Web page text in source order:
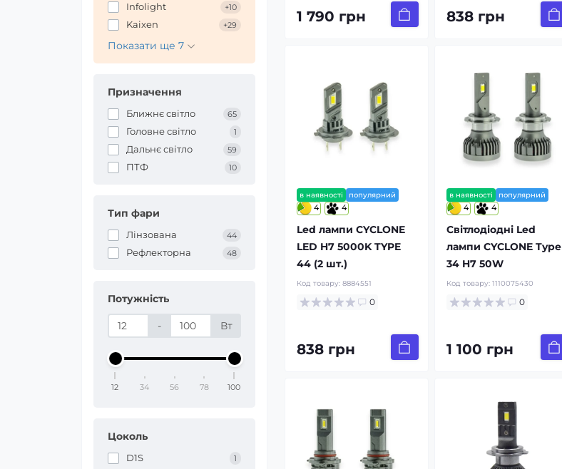
Infolight +10
Kaixen +29
Показати ще 7
Призначення
Ближнє світло 65
Головне світло 1
Дальнє світло 59
ПТФ 10
Тип фари
Лінзована 44
Рефлекторна 48
Потужність
- Вт
12 34 56 78 100
Цоколь
D1S 1
1 790 грн 838 грн
в наявності популярний
4 4
Led лампи CYCLONE
LED H7 5000K TYPE
44 (2 шт.)
Код товару: 8884551
0
838 грн
в наявності популярний
4 4
Світлодіодні Led
лампи CYCLONE Type
34 H7 50W
Код товару: 1110075430
0
1 100 грн